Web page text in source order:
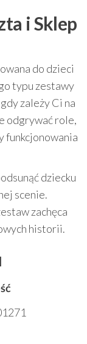
i Sklep
do dzieci
typu zestawy
zależy Ci na
odgrywać role,
funkcjonowania
dziecku
scenie.
zachęca
historii.